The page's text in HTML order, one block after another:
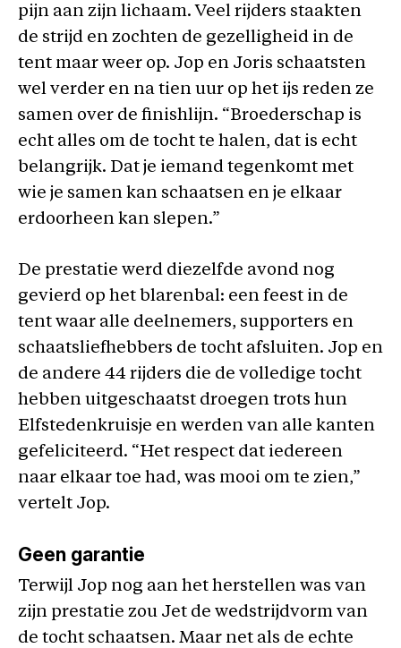
pijn aan zijn lichaam. Veel rijders staakten
de strijd en zochten de gezelligheid in de
tent maar weer op. Jop en Joris schaatsten
wel verder en na tien uur op het ijs reden ze
samen over de finishlijn. “Broederschap is
echt alles om de tocht te halen, dat is echt
belangrijk. Dat je iemand tegenkomt met
wie je samen kan schaatsen en je elkaar
erdoorheen kan slepen.”
De prestatie werd diezelfde avond nog
gevierd op het blarenbal: een feest in de
tent waar alle deelnemers, supporters en
schaatsliefhebbers de tocht afsluiten. Jop en
de andere 44 rijders die de volledige tocht
hebben uitgeschaatst droegen trots hun
Elfstedenkruisje en werden van alle kanten
gefeliciteerd. “Het respect dat iedereen
naar elkaar toe had, was mooi om te zien,”
vertelt Jop.
Geen garantie
Terwijl Jop nog aan het herstellen was van
zijn prestatie zou Jet de wedstrijdvorm van
de tocht schaatsen. Maar net als de echte